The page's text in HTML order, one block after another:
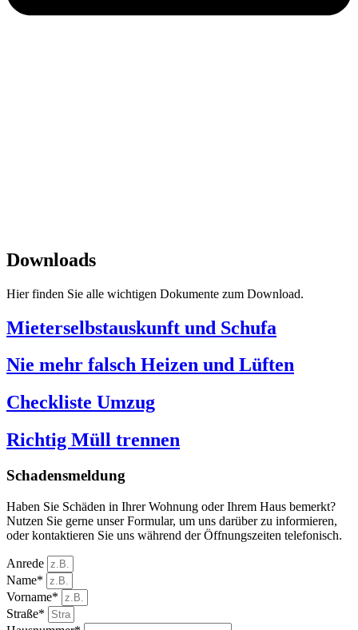
Downloads
Hier finden Sie alle wichtigen Dokumente zum Download.
Mieterselbstauskunft und Schufa
Nie mehr falsch Heizen und Lüften
Checkliste Umzug
Richtig Müll trennen
Schadensmeldung
Haben Sie Schäden in Ihrer Wohnung oder Ihrem Haus bemerkt?
Nutzen Sie gerne unser Formular, um uns darüber zu informieren,
oder kontaktieren Sie uns während der Öffnungszeiten telefonisch.
Anrede
Name*
Vorname*
Straße*